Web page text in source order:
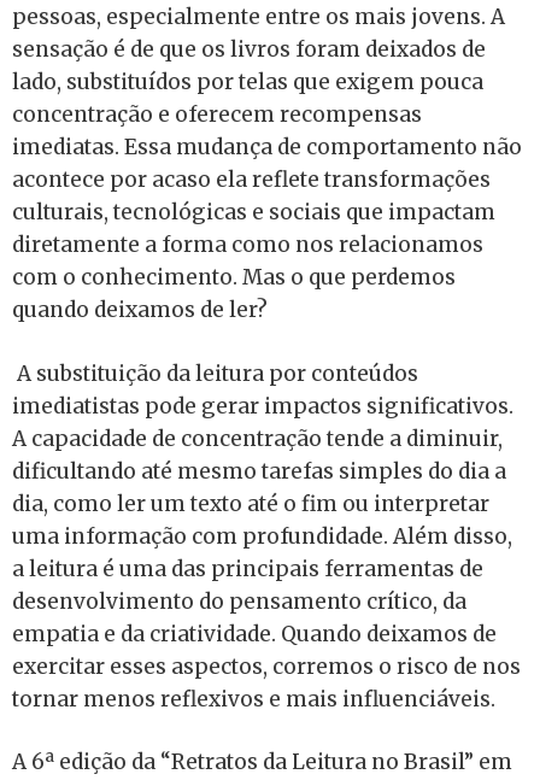
pessoas, especialmente entre os mais jovens. A
sensação é de que os livros foram deixados de
lado, substituídos por telas que exigem pouca
concentração e oferecem recompensas
imediatas. Essa mudança de comportamento não
acontece por acaso ela reflete transformações
culturais, tecnológicas e sociais que impactam
diretamente a forma como nos relacionamos
com o conhecimento. Mas o que perdemos
quando deixamos de ler?
A substituição da leitura por conteúdos
imediatistas pode gerar impactos significativos.
A capacidade de concentração tende a diminuir,
dificultando até mesmo tarefas simples do dia a
dia, como ler um texto até o fim ou interpretar
uma informação com profundidade. Além disso,
a leitura é uma das principais ferramentas de
desenvolvimento do pensamento crítico, da
empatia e da criatividade. Quando deixamos de
exercitar esses aspectos, corremos o risco de nos
tornar menos reflexivos e mais influenciáveis.
A 6ª edição da “Retratos da Leitura no Brasil” em